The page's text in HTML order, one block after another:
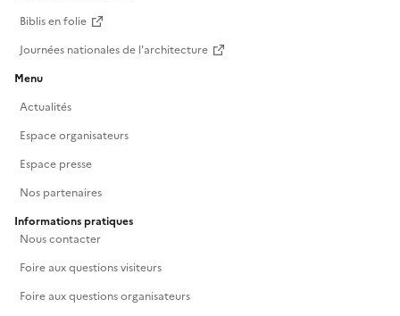
Biblis en folie
Journées nationales de l'architecture
Menu
Actualités
Espace organisateurs
Espace presse
Nos partenaires
Informations pratiques
Nous contacter
Foire aux questions visiteurs
Foire aux questions organisateurs